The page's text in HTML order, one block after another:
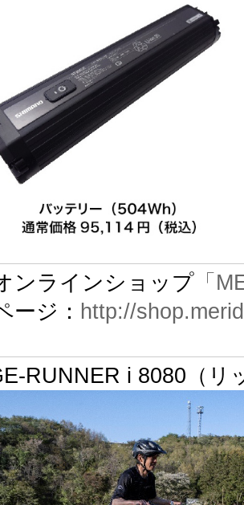
ンラインショップ 「
ージ： http://
RUNNER i 8080（